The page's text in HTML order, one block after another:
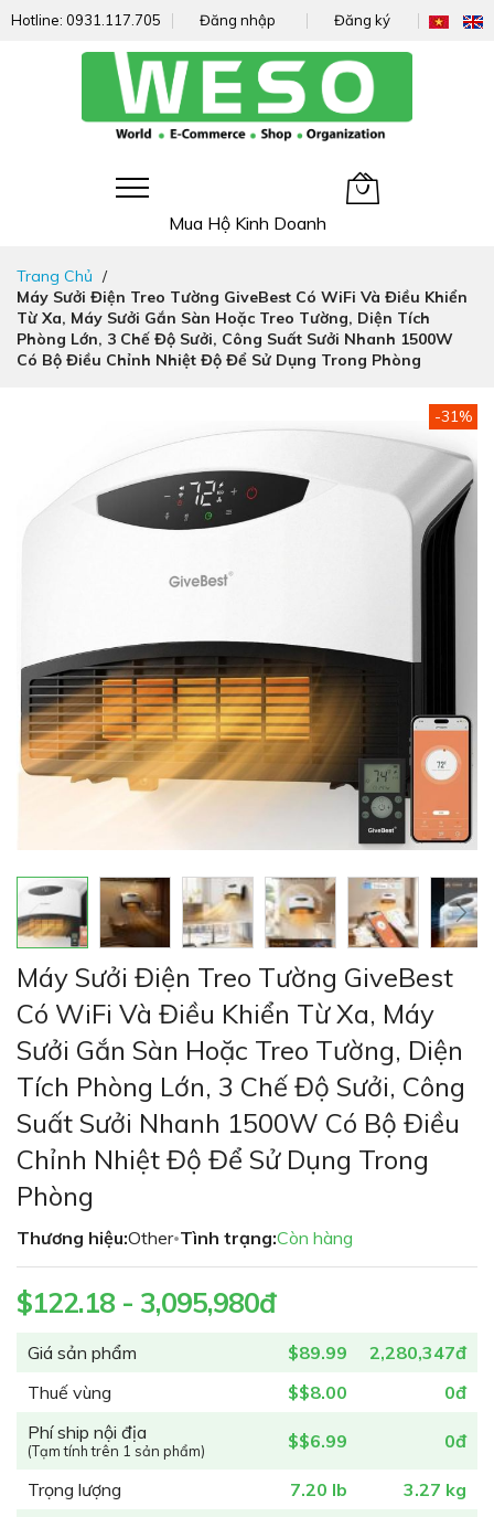
Hotline: 0931.117.705 Đăng nhập Đăng ký
Mua Hộ Kinh Doanh
nhanh
đến
nội
dung
Trang Chủ
Máy Sưởi Điện Treo Tường GiveBest Có WiFi Và Điều Khiển
Từ Xa, Máy Sưởi Gắn Sàn Hoặc Treo Tường, Diện Tích
Phòng Lớn, 3 Chế Độ Sưởi, Công Suất Sưởi Nhanh 1500W
Có Bộ Điều Chỉnh Nhiệt Độ Để Sử Dụng Trong Phòng
của
đến
phần
của
thư
hình
ảnh
-31%
Máy Sưởi Điện Treo Tường GiveBest
Có WiFi Và Điều Khiển Từ Xa, Máy
Sưởi Gắn Sàn Hoặc Treo Tường, Diện
Tích Phòng Lớn, 3 Chế Độ Sưởi, Công
Suất Sưởi Nhanh 1500W Có Bộ Điều
Chỉnh Nhiệt Độ Để Sử Dụng Trong
Phòng
Thương hiệu:Other•Tình trạng:Còn hàng
Giá sản phẩm $89.99
2,280,347đ
Thuế vùng
$$8.00
0đ
Phí ship nội địa
(Tạm tính trên 1 sản phẩm) $$6.99 0đ
Trọng lượng 7.20 lb
3.27 kg
$122.18 - 3,095,980đ